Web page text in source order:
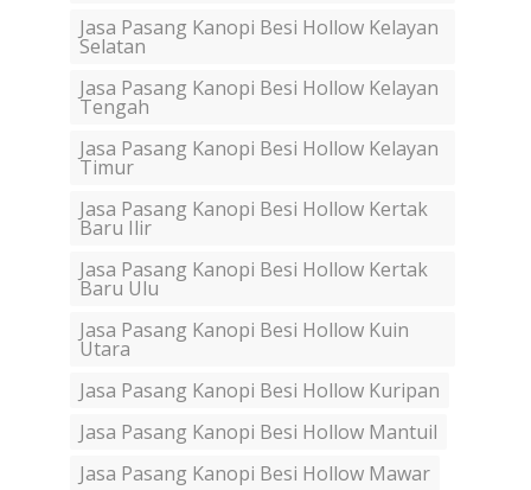
Jasa Pasang Kanopi Besi Hollow Kelayan
Selatan
Jasa Pasang Kanopi Besi Hollow Kelayan
Tengah
Jasa Pasang Kanopi Besi Hollow Kelayan
Timur
Jasa Pasang Kanopi Besi Hollow Kertak
Baru Ilir
Jasa Pasang Kanopi Besi Hollow Kertak
Baru Ulu
Jasa Pasang Kanopi Besi Hollow Kuin
Utara
Jasa Pasang Kanopi Besi Hollow Kuripan
Jasa Pasang Kanopi Besi Hollow Mantuil
Jasa Pasang Kanopi Besi Hollow Mawar